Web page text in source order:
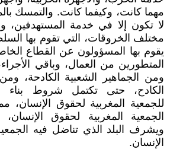
مهما كانت، وكيفما كانت. والتمسك
لا تكون إلا في خدمة المستهدفين،
مختلف الخروقات، التي تقوم بها
يقوم بها المسؤولون عن القطاع
المتطورين من العمال، وباقي
ومن الجماهير الشعبية الكادحة،
الكادح، حتى تكتمل شروط بناء
للجمعية المغربية لحقوق
الجمعية المغربية لحقوق
ويشرف البلد الذي تناضل فيه
الإنسان.